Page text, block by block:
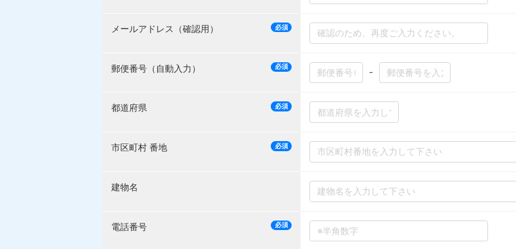
メールアドレス（確認用） 必須
郵便番号（自動入力） 必須
-
都道府県 必須
市区町村 番地 必須
建物名
電話番号 必須